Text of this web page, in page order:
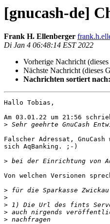
[gnucash-de]
Frank H. Ellenberger
Di Jan 4 06:48:14 EST 2022
Vorherige Nachricht (dieses
Nächste Nachricht (dieses
Nachrichten sortiert nach:
Hallo Tobias,
Am 03.01.22 um 21:56
>
Falscher Adressat,
sich AqBanking. ;-)
>
Von welchen Versionen
>
>
>
>
>